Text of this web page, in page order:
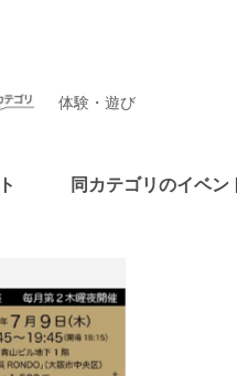
体験・遊び
同カテゴリのイベン